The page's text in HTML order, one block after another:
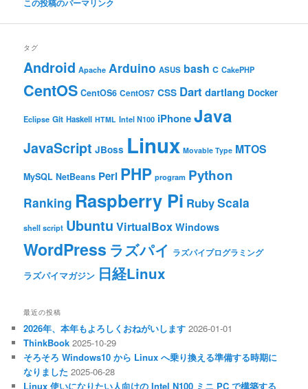
この投稿のパーマリンク
タグ
Android Apache Arduino ASUS bash C CakePHP
CentOS CentOS6 CentOS7 CSS Dart dartlang Docker
Eclipse Git Haskell HTML Intel N100 iPhoneJava
JavaScript JBoss Linux Movable Type MTOS
MySQL NetBeans Perl PHP program Python
Ranking Raspberry Pi RubyScala
shell script Ubuntu VirtualBox Windows
WordPress ラズパイ ラズパイプログラミング
ラズパイマガジン 日経Linux
最近の投稿
2026年、本年もよろしくおねがいします 2026-01-01
ThinkBook 2025-10-29
そろそろ Windows10 から Linux へ乗り換える準備する時期に
なりました 2025-06-28
Linux 使いになりたい人向けの Intel N100 ミニ PC で構築する